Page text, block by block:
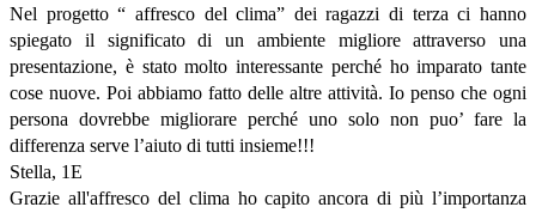
Nel progetto “ affresco del clima” dei ragazzi di terza ci hanno
spiegato il significato di un ambiente migliore attraverso una
presentazione, è stato molto interessante perché ho imparato tante
cose nuove. Poi abbiamo fatto delle altre attività. Io penso che ogni
persona dovrebbe migliorare perché uno solo non puo’ fare la
differenza serve l’aiuto di tutti insieme!!!
Stella, 1E
Grazie all'affresco del clima ho capito ancora di più l’importanza